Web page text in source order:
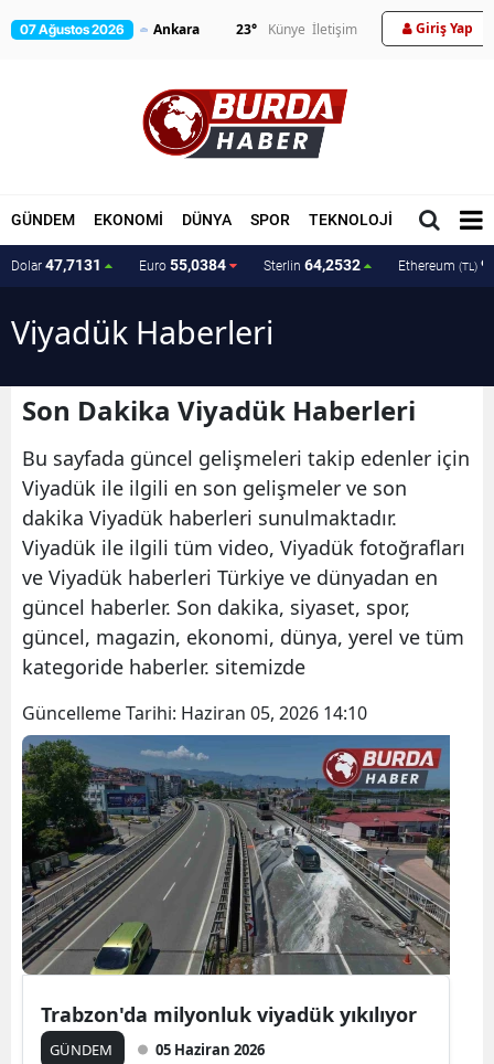
07 Ağustos 2026 23° Künye İletişim Giriş Yap
GÜNDEM EKONOMİ DÜNYA SPOR TEKNOLOJİ MAGAZİN
Dolar 47,7131 Euro 55,0384 Sterlin 64,2532 Ethereum (TL)
Viyadük Haberleri
Son Dakika Viyadük Haberleri
Bu sayfada güncel gelişmeleri takip edenler için
Viyadük ile ilgili en son gelişmeler ve son
dakika Viyadük haberleri sunulmaktadır.
Viyadük ile ilgili tüm video, Viyadük fotoğrafları
ve Viyadük haberleri Türkiye ve dünyadan en
güncel haberler. Son dakika, siyaset, spor,
güncel, magazin, ekonomi, dünya, yerel ve tüm
kategoride haberler. sitemizde
Güncelleme Tarihi: Haziran 05, 2026 14:10
Trabzon'da milyonluk viyadük yıkılıyor
GÜNDEM 05 Haziran 2026